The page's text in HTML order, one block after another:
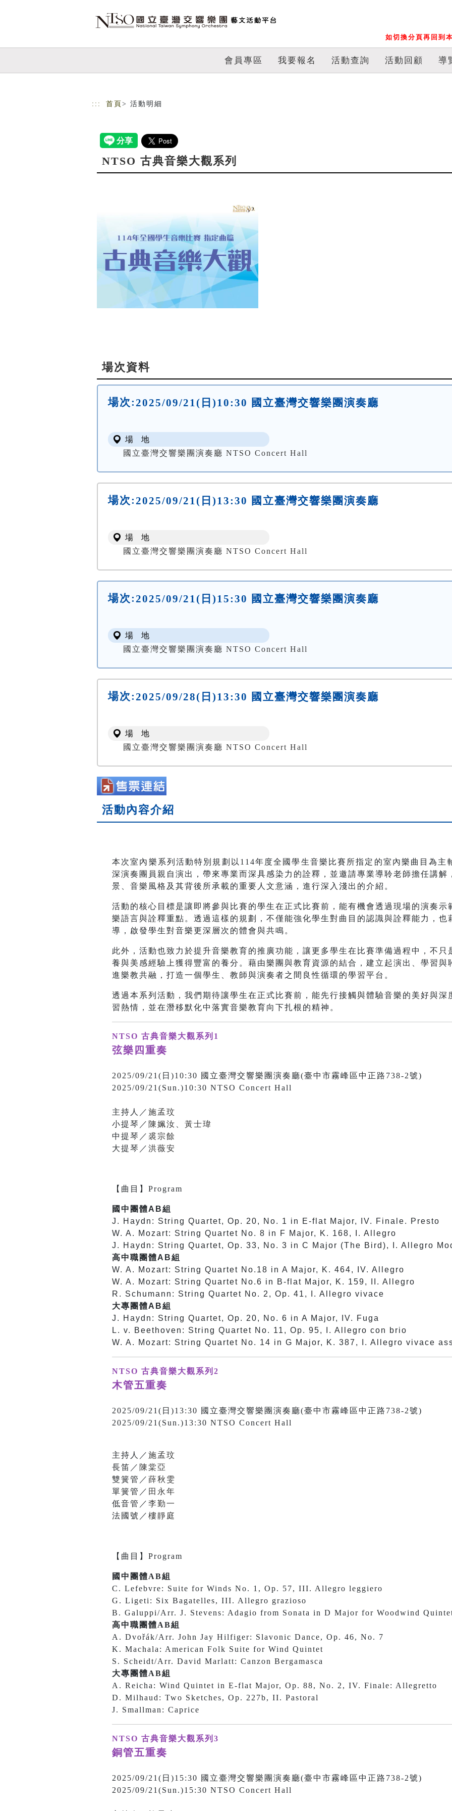
如切換分頁再回到
會員專區 我要報名 活動查詢 活動回顧 導
::: 首頁 > 活動明細
NTSO 古典音樂大觀系列
場次資料
場次:2025/09/21(日)10:30 國立臺灣交響樂團演奏廳
場 地
國立臺灣交響樂團演奏廳 NTSO Concert Hall
場次:2025/09/21(日)13:30 國立臺灣交響樂團演奏廳
場 地
國立臺灣交響樂團演奏廳 NTSO Concert Hall
場次:2025/09/21(日)15:30 國立臺灣交響樂團演奏廳
場 地
國立臺灣交響樂團演奏廳 NTSO Concert Hall
場次:2025/09/28(日)13:30 國立臺灣交響樂團演奏廳
場 地
國立臺灣交響樂團演奏廳 NTSO Concert Hall
活動內容介紹
本次室內樂系列活動特別規劃以114年度全國學生音樂比賽所指定的室內樂曲目為主
深演奏團員親自演出，帶來專業而深具感染力的詮釋，並邀請專業導聆老師擔任講解
景、音樂風格及其背後所承載的重要人文意涵，進行深入淺出的介紹。
活動的核心目標是讓即將參與比賽的學生在正式比賽前，能有機會透過現場的演奏示
樂語言與詮釋重點。透過這樣的規劃，不僅能強化學生對曲目的認識與詮釋能力，也
導，啟發學生對音樂更深層次的體會與共鳴。
此外，活動也致力於提升音樂教育的推廣功能，讓更多學生在比賽準備過程中，不只
養與美感經驗上獲得豐富的養分。藉由樂團與教育資源的結合，建立起演出、學習與
進樂教共融，打造一個學生、教師與演奏者之間良性循環的學習平台。
透過本系列活動，我們期待讓學生在正式比賽前，能先行接觸與體驗音樂的美好與深
習熱情，並在潛移默化中落實音樂教育向下扎根的精神。
NTSO 古典音樂大觀系列1
弦樂四重奏
2025/09/21(日)10:30 國立臺灣交響樂團演奏廳(臺中市霧峰區中正路738-2號)
2025/09/21(Sun.)10:30 NTSO Concert Hall
主持人／ 施孟玟
小提琴／ 陳姵汝
黃士瑋
中提琴／ 裘宗餘
大提琴／ 洪薇安
【 曲目 】 Program
國中團體AB組
J. Haydn: String Quartet, Op. 20, No. 1 in E-flat Major, IV. Finale. Presto
W. A. Mozart: String Quartet No. 8 in F Major, K. 168, I. Allegro
J. Haydn: String Quartet, Op. 33, No. 3 in C Major (The Bird), I. Allegro
高中職團體AB組
W. A. Mozart: String Quartet No.18 in A Major, K. 464, IV. Allegro
W. A. Mozart: String Quartet No.6 in B-flat Major, K. 159, II. Allegro
R. Schumann: String Quartet No. 2, Op. 41, I. Allegro vivace
大專團體AB組
J. Haydn: String Quartet, Op. 20, No. 6 in A Major, IV. Fuga
L. v. Beethoven: String Quartet No. 11, Op. 95, I. Allegro con brio
W. A. Mozart: String Quartet No. 14 in G Major, K. 387, I. Allegro vivace
NTSO 古典音樂大觀系列2
木管五重奏
2025/09/21(日)13:30 國立臺灣交響樂團演奏廳(臺中市霧峰區中正路738-2號)
2025/09/21(Sun.)13:30 NTSO Concert Hall
主持人／ 施孟玟
長笛／ 陳棠亞
雙簧管／ 薛秋雯
單簧管／ 田永年
低音管／ 李勤一
法國號／ 樓靜庭
【 曲目 】 Program
國中團體AB組
C. Lefebvre: Suite for Winds No. 1, Op. 57, III. Allegro leggiero
G. Ligeti: Six Bagatelles, III. Allegro grazioso
B. Galuppi/Arr. J. Stevens: Adagio from Sonata in D Major for Woodwind
高中職團體AB組
A. Dvořák/Arr. John Jay Hilfiger: Slavonic Dance, Op. 46, No. 7
K. Machala: American Folk Suite for Wind Quintet
S. Scheidt/Arr. David Marlatt: Canzon Bergamasca
大專團體AB組
A. Reicha: Wind Quintet in E-flat Major, Op. 88, No. 2, IV. Finale: Allegretto
D. Milhaud: Two Sketches, Op. 227b, II. Pastoral
J. Smallman: Caprice
NTSO 古典音樂大觀系列3
銅管五重奏
2025/09/21(日)15:30 國立臺灣交響樂團演奏廳(臺中市霧峰區中正路738-2號)
2025/09/21(Sun.)15:30 NTSO Concert Hall